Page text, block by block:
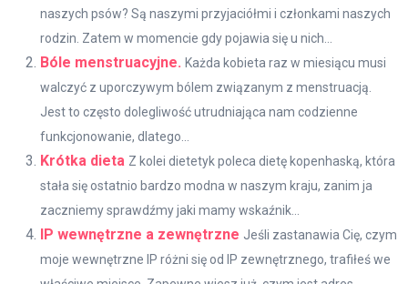
naszych psów? Są naszymi przyjaciółmi i członkami naszych
rodzin. Zatem w momencie gdy pojawia się u nich...
Bóle menstruacyjne. Każda kobieta raz w miesiącu musi
walczyć z uporczywym bólem związanym z menstruacją.
Jest to często dolegliwość utrudniająca nam codzienne
funkcjonowanie, dlatego...
Krótka dieta Z kolei dietetyk poleca dietę kopenhaską, która
stała się ostatnio bardzo modna w naszym kraju, zanim ja
zaczniemy sprawdźmy jaki mamy wskaźnik...
IP wewnętrzne a zewnętrzne Jeśli zastanawia Cię, czym
moje wewnętrzne IP różni się od IP zewnętrznego, trafiłeś we